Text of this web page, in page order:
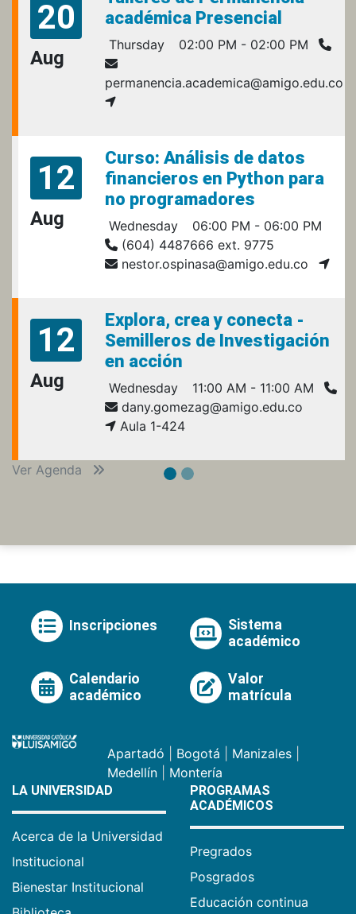
20
Aug
académica Presencial
Thursday 02:00 PM - 02:00 PM
permanencia.academica@amigo.edu.co
12
Aug
Curso: Análisis de datos
financieros en Python para
no programadores
Wednesday
06:00 PM - 06:00 PM
(604) 4487666 ext. 9775
nestor.ospinasa@amigo.edu.co
12
Aug
Explora, crea y conecta -
Semilleros de Investigación
en acción
Wednesday
11:00 AM - 11:00 AM
dany.gomezag@amigo.edu.co
Aula 1-424
Ver Agenda
Inscripciones
Sistema
académico
Calendario
académico
Valor
matrícula
Apartadó Bogotá Manizales
Medellín
Montería
LA UNIVERSIDAD
Acerca de la Universidad
Institucional
Bienestar Institucional
PROGRAMAS
ACADÉMICOS
Pregrados
Posgrados
Educación continua